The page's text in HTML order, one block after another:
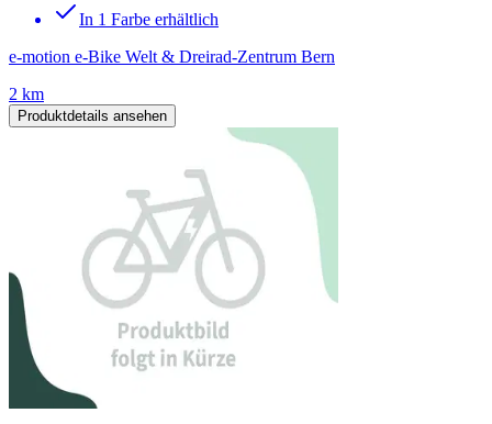
In 1 Farbe erhältlich
e-motion e-Bike Welt & Dreirad-Zentrum Bern
2 km
Produktdetails ansehen